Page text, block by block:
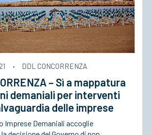
· DDL CONCORRENZA
– Sì a mappatura
demaniali per interventi
delle imprese
Imprese Demaniali accoglie